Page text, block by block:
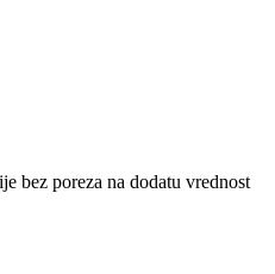
bez poreza na dodatu vrednost